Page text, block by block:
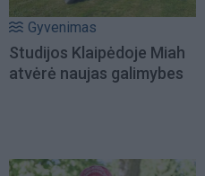
Gyvenimas
Studijos Klaipėdoje Miah
atvėrė naujas galimybes